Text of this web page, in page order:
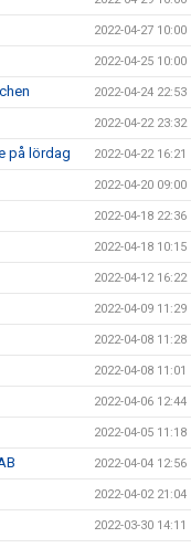
2022-04-27 10:00
2022-04-25 10:00
2022-04-24 22:53
2022-04-22 23:32
på lördag 2022-04-22 16:21
2022-04-20 09:00
2022-04-18 22:36
2022-04-18 10:15
2022-04-12 16:22
2022-04-09 11:29
2022-04-08 11:28
2022-04-08 11:01
2022-04-06 12:44
2022-04-05 11:18
2022-04-04 12:56
2022-04-02 21:04
2022-03-30 14:11